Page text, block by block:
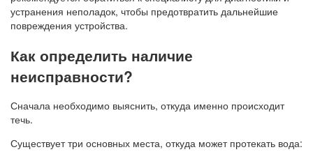
устранения неполадок, чтобы предотвратить дальнейшие
повреждения устройства.
Как определить наличие
неисправности?
Сначала необходимо выяснить, откуда именно происходит
течь.
Существует три основных места, откуда может протекать вода: